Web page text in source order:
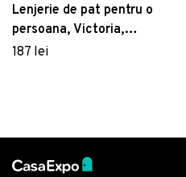
Lenjerie de pat pentru o
persoana, Victoria,
Hurrem v2 121VCT02411,
187 lei